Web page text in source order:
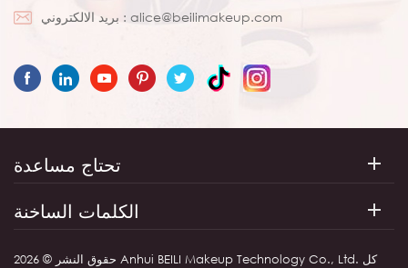
بريد الالكتروني : alice@beilimakeup.com
تحتاج مساعدة
الكلمات الساخنة
حقوق النشر © 2026 Anhui BEILI Makeup Technology Co., Ltd. كل